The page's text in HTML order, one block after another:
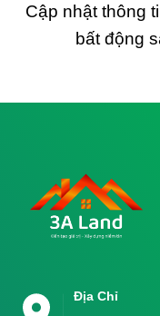
Cập nhật thông
bất động
Địa Chỉ